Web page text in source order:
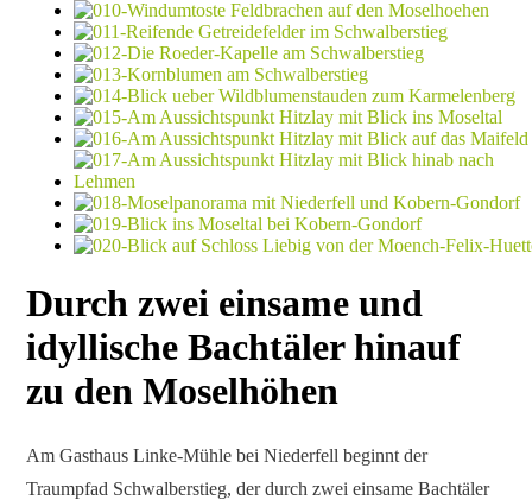
Durch zwei einsame und
idyllische Bachtäler hinauf
zu den Moselhöhen
Am Gasthaus Linke-Mühle bei Niederfell beginnt der
Traumpfad Schwalberstieg, der durch zwei einsame Bachtäler